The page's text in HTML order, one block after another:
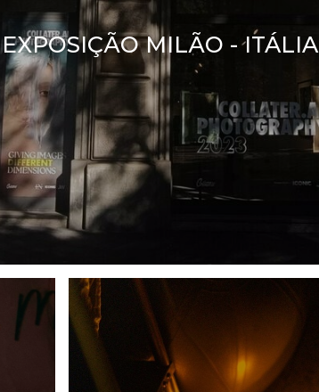
EXPOSIÇÃO MILÃO - ITÁLIA